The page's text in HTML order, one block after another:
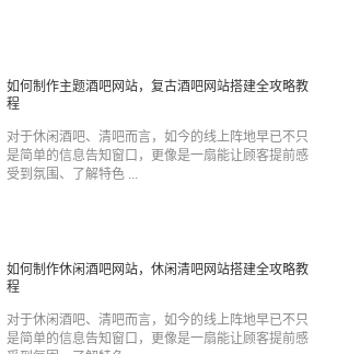
如何制作主题酒吧网站，复古酒吧网站搭建全攻略教
程
对于休闲酒吧、清吧而言，如今的线上阵地早已不只
是简单的信息告知窗口，更像是一扇能让顾客提前感
受到氛围、了解特色 ...
如何制作休闲酒吧网站，休闲清吧网站搭建全攻略教
程
对于休闲酒吧、清吧而言，如今的线上阵地早已不只
是简单的信息告知窗口，更像是一扇能让顾客提前感